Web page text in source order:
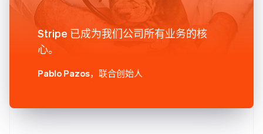
Stripe 已成为我们公司所有业务的核
心。
Pablo Pazos，联合创始人